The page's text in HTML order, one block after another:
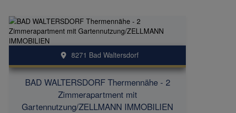
BAD WALTERSDORF Thermennähe - 2
Zimmerapartment mit
Gartennutzung/ZELLMANN IMMOBILIEN
8271 Bad Waltersdorf